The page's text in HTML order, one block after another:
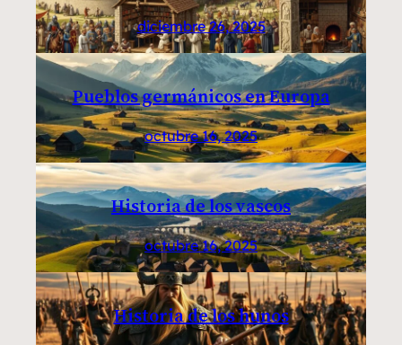
diciembre 26, 2025
Pueblos germánicos en Europa
octubre 16, 2025
Historia de los vascos
octubre 16, 2025
Historia de los hunos